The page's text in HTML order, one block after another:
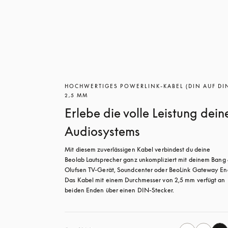
HOCHWERTIGES POWERLINK-KABEL (DIN AUF
2,5 MM
Erlebe die volle Leistung
Audiosystems
Mit diesem zuverlässigen Kabel verbindest du deine
Beolab Lautsprecher ganz unkompliziert mit deinem Bang
Olufsen TV-Gerät, Soundcenter oder BeoLink Gateway
Das Kabel mit einem Durchmesser von 2,5 mm verfügt an
beiden Enden über einen DIN-Stecker.